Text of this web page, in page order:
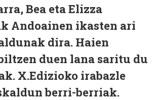
Bea eta Elizza
Andoainen ikasten ari
dira. Haien
duen lana saritu du
X.Edizioko irabazle
berri-berriak.